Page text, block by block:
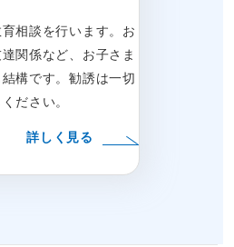
相談を行います。お
関係など、お子さま
構です。勧誘は一切
ださい。
詳しく見る